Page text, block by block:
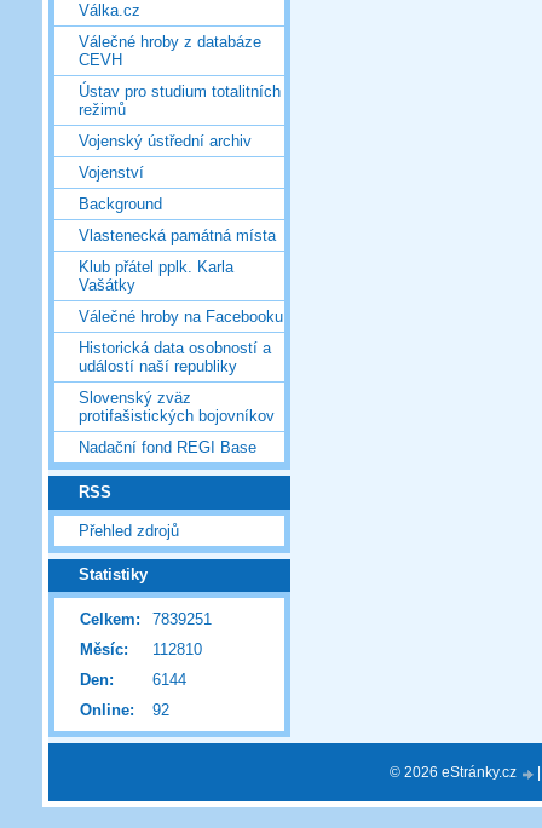
Válka.cz
Válečné hroby z databáze
CEVH
Ústav pro studium totalitních
režimů
Vojenský ústřední archiv
Vojenství
Background
Vlastenecká památná místa
Klub přátel pplk. Karla
Vašátky
Válečné hroby na Facebooku
Historická data osobností a
událostí naší republiky
Slovenský zväz
protifašistických bojovníkov
Nadační fond REGI Base
RSS
Přehled zdrojů
Statistiky
Online: 92
Celkem:
7839251
Měsíc:
112810
Den:
6144
© 2026 eStránky.cz